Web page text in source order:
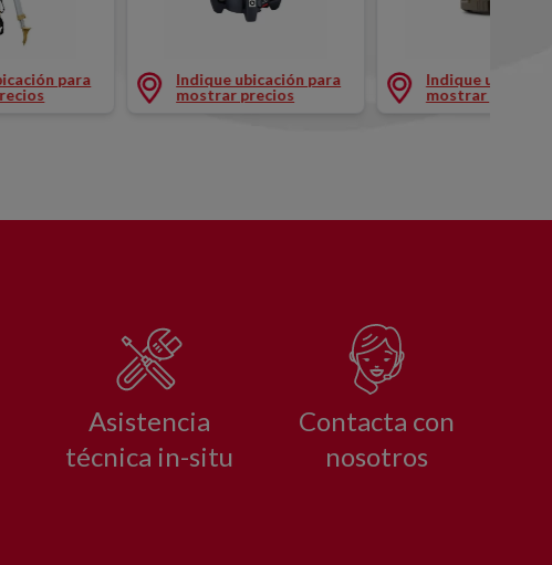
para
Indique ubicación para
mostrar precios
Indique
mostrar precios
Asistencia
técnica in-situ
Contacta con
nosotros